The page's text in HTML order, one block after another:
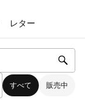
レター
すべて 販売中